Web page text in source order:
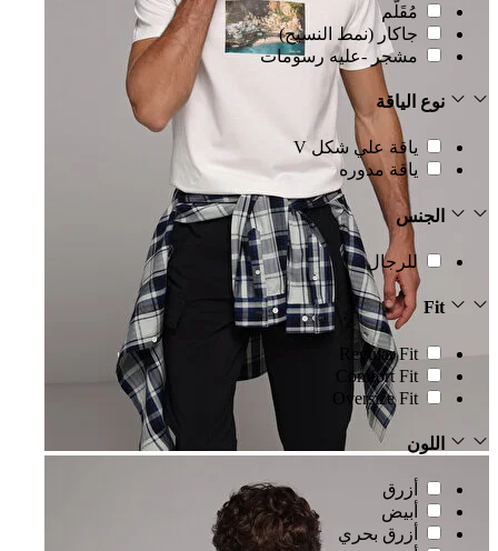
مُقَلَّم
جاكار (نمط النسيج)
مشجر -عليه رسومات
نوع الياقة
ياقة علي شكل V
ياقة مدوره
الجنس
للرجال
Fit
Regular Fit
Comfort Fit
Oversize Fit
اللون
أزرق
أبيض
أزرق بحري